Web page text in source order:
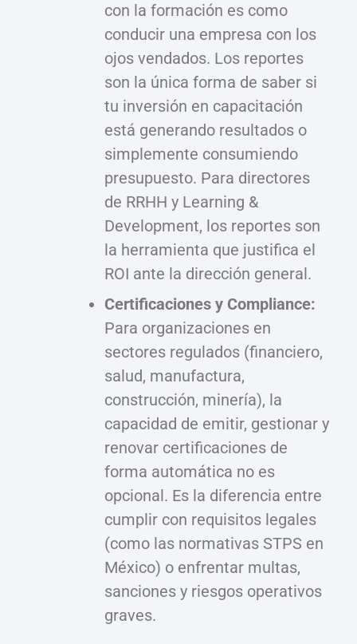
con la formación es como
conducir una empresa con los
ojos vendados. Los reportes
son la única forma de saber si
tu inversión en capacitación
está generando resultados o
simplemente consumiendo
presupuesto. Para directores
de RRHH y Learning &
Development, los reportes son
la herramienta que justifica el
ROI ante la dirección general.
Certificaciones y Compliance:
Para organizaciones en
sectores regulados (financiero,
salud, manufactura,
construcción, minería), la
capacidad de emitir, gestionar y
renovar certificaciones de
forma automática no es
opcional. Es la diferencia entre
cumplir con requisitos legales
(como las normativas STPS en
México) o enfrentar multas,
sanciones y riesgos operativos
graves.